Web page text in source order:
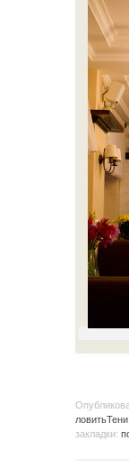
ловитьТени
закладки: